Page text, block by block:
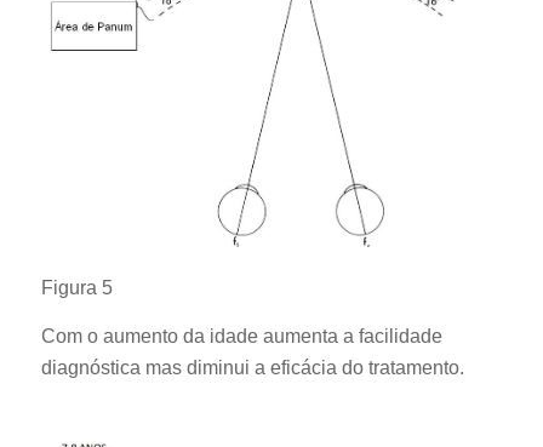
Figura 5
Com o aumento da idade aumenta a facilidade
diagnóstica mas diminui a eficácia do tratamento.